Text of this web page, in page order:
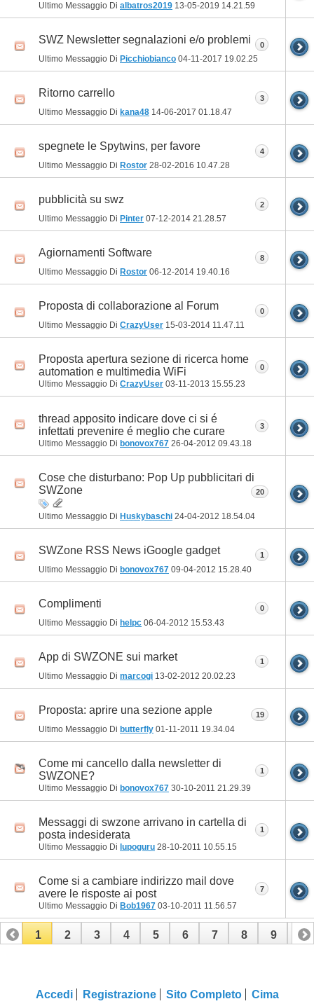
Ultimo Messaggio Di albatros2019 13-05-2019 14.21.59
SWZ Newsletter segnalazioni e/o problemi
Ultimo Messaggio Di Picchiobianco 04-11-2017 19.02.25
0
Ritorno carrello
Ultimo Messaggio Di kana48 14-06-2017 01.18.47
3
spegnete le Spytwins, per favore
Ultimo Messaggio Di Rostor 28-02-2016 10.47.28
4
pubblicità su swz
Ultimo Messaggio Di Pinter 07-12-2014 21.28.57
2
Agiornamenti Software
Ultimo Messaggio Di Rostor 06-12-2014 19.40.16
8
Proposta di collaborazione al Forum
Ultimo Messaggio Di CrazyUser 15-03-2014 11.47.11
0
Proposta apertura sezione di ricerca home
automation e multimedia WiFi
Ultimo Messaggio Di CrazyUser 03-11-2013 15.55.23
0
thread apposito indicare dove ci si é
infettati prevenire é meglio che curare
Ultimo Messaggio Di bonovox767 26-04-2012 09.43.18
3
Cose che disturbano: Pop Up pubblicitari di
SWZone
Ultimo Messaggio Di Huskybaschi 24-04-2012 18.54.04
20
SWZone RSS News iGoogle gadget
Ultimo Messaggio Di bonovox767 09-04-2012 15.28.40
1
Complimenti
Ultimo Messaggio Di helpc 06-04-2012 15.53.43
0
App di SWZONE sui market
Ultimo Messaggio Di marcogi 13-02-2012 20.02.23
1
Proposta: aprire una sezione apple
Ultimo Messaggio Di butterfly 01-11-2011 19.34.04
19
Come mi cancello dalla newsletter di
SWZONE?
Ultimo Messaggio Di bonovox767 30-10-2011 21.29.39
1
Messaggi di swzone arrivano in cartella di
posta indesiderata
Ultimo Messaggio Di lupoguru 28-10-2011 10.55.15
1
Come si a cambiare indirizzo mail dove
avere le risposte ai post
Ultimo Messaggio Di Bob1967 03-10-2011 11.56.57
7
1 2 3 4 5 6 7 8 9 10
Accedi Registrazione Sito Completo Cima